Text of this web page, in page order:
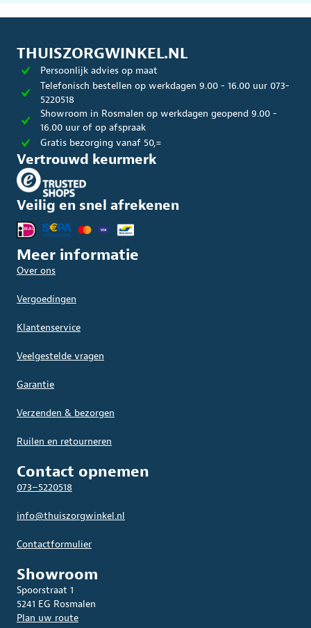
THUISZORGWINKEL.NL
Persoonlijk advies op maat
Telefonisch bestellen op werkdagen 9.00 - 16.00 uur 073-
5220518
Showroom in Rosmalen op werkdagen geopend 9.00 -
16.00 uur of op afspraak
Gratis bezorging vanaf 50,=
Vertrouwd keurmerk
Veilig en snel afrekenen
Meer informatie
Over ons
Vergoedingen
Klantenservice
Veelgestelde vragen
Garantie
Verzenden & bezorgen
Ruilen en retourneren
Contact opnemen
073–5220518
info@thuiszorgwinkel.nl
Contactformulier
Showroom
Spoorstraat 1
5241 EG Rosmalen
Plan uw route